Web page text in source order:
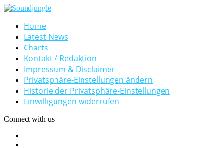
Home
Latest News
Charts
Kontakt / Redaktion
Impressum & Disclaimer
Privatsphäre-Einstellungen ändern
Historie der Privatsphäre-Einstellungen
Einwilligungen widerrufen
Connect with us